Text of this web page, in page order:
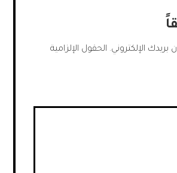
بريدك الإلكتروني. الحقول الإلزامية